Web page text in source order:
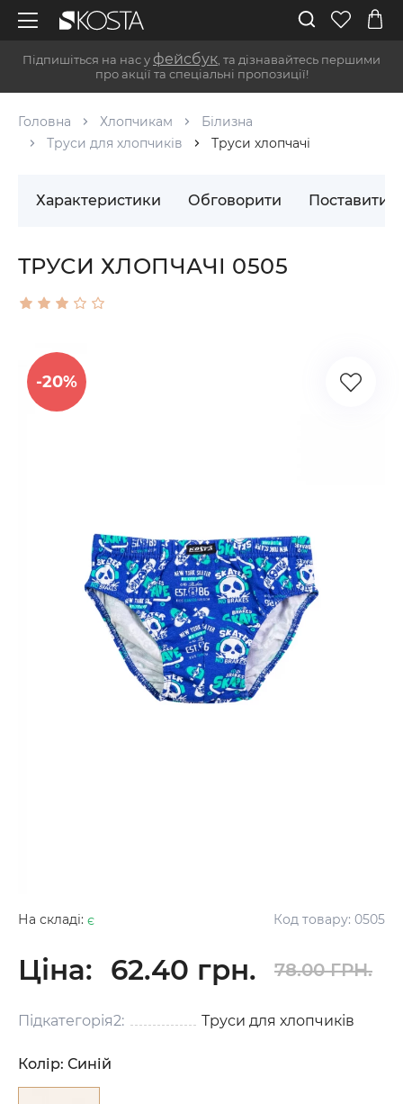
Підпишіться на нас у фейсбук , та дізнавайтесь першими
про акції та спеціальні пропозиції!
Головна Хлопчикам
Білизна
Труси для хлопчиків
Труси хлопчачі
Характеристики Обговорити Поставити
ТРУСИ ХЛОПЧАЧІ 0505
-20%
На складі: є Код товару: 0505
Ціна: 62.40 грн. 78.00 ГРН.
Підкатегорія2: Труси для хлопчиків
Колір: Синій